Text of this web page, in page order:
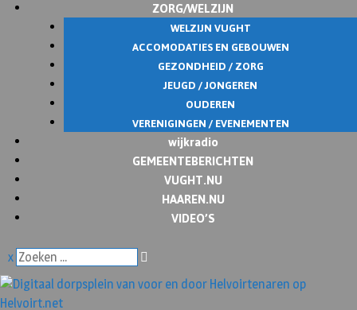
ZORG/WELZIJN
WELZIJN VUGHT
ACCOMODATIES EN GEBOUWEN
GEZONDHEID / ZORG
JEUGD / JONGEREN
OUDEREN
VERENIGINGEN / EVENEMENTEN
wijkradio
GEMEENTEBERICHTEN
VUGHT.NU
HAAREN.NU
VIDEO’S
x